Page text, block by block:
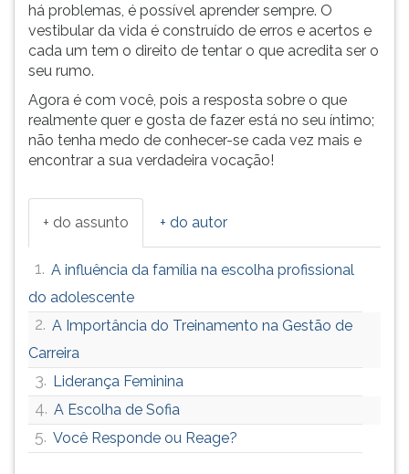
há problemas, é possível aprender sempre. O
vestibular da vida é construído de erros e acertos e
cada um tem o direito de tentar o que acredita ser o
seu rumo.
Agora é com você, pois a resposta sobre o que
realmente quer e gosta de fazer está no seu íntimo;
não tenha medo de conhecer-se cada vez mais e
encontrar a sua verdadeira vocação!
+ do assunto + do autor
1. A influência da família na escolha profissional
do adolescente
2. A Importância do Treinamento na Gestão de
Carreira
3. Liderança Feminina
4. A Escolha de Sofia
5. Você Responde ou Reage?